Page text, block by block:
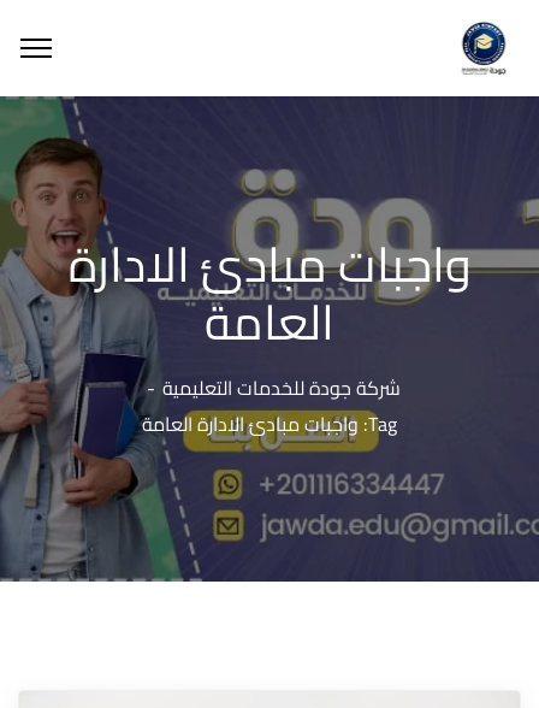
واجبات مبادئ الادارة
العامة
شركة جودة للخدمات التعليمية
Tag: واجبات مبادئ الادارة العامة